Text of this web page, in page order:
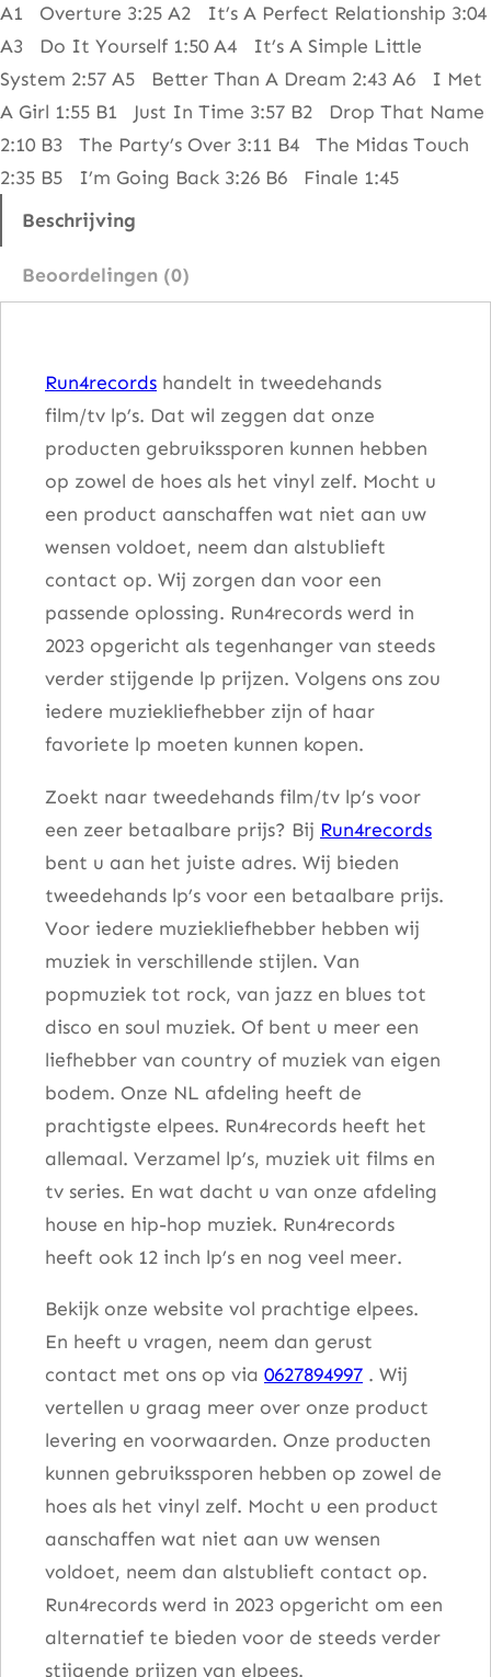
T
e
l
é
f
o
o
A1 Overture 3:25 A2 It’s A Perfect Relationship 3:04
A3 Do It Yourself 1:50 A4 It’s A Simple Little
System 2:57 A5 Better Than A Dream 2:43 A6 I Met
A Girl 1:55 B1 Just In Time 3:57 B2 Drop That Name
2:10 B3 The Party’s Over 3:11 B4 The Midas Touch
2:35 B5 I’m Going Back 3:26 B6 Finale 1:45
Beschrijving
Beoordelingen (0)
Run4records handelt in tweedehands
film/tv lp’s. Dat wil zeggen dat onze
producten gebruikssporen kunnen hebben
op zowel de hoes als het vinyl zelf. Mocht u
een product aanschaffen wat niet aan uw
wensen voldoet, neem dan alstublieft
contact op. Wij zorgen dan voor een
passende oplossing. Run4records werd in
2023 opgericht als tegenhanger van steeds
verder stijgende lp prijzen. Volgens ons zou
iedere muziekliefhebber zijn of haar
favoriete lp moeten kunnen kopen.
Zoekt naar tweedehands film/tv lp’s voor
een zeer betaalbare prijs? Bij Run4records
bent u aan het juiste adres. Wij bieden
tweedehands lp’s voor een betaalbare prijs.
Voor iedere muziekliefhebber hebben wij
muziek in verschillende stijlen. Van
popmuziek tot rock, van jazz en blues tot
disco en soul muziek. Of bent u meer een
liefhebber van country of muziek van eigen
bodem. Onze NL afdeling heeft de
prachtigste elpees. Run4records heeft het
allemaal. Verzamel lp’s, muziek uit films en
tv series. En wat dacht u van onze afdeling
house en hip-hop muziek. Run4records
heeft ook 12 inch lp’s en nog veel meer.
Bekijk onze website vol prachtige elpees.
En heeft u vragen, neem dan gerust
contact met ons op via 0627894997 . Wij
vertellen u graag meer over onze product
levering en voorwaarden. Onze producten
kunnen gebruikssporen hebben op zowel de
hoes als het vinyl zelf. Mocht u een product
aanschaffen wat niet aan uw wensen
voldoet, neem dan alstublieft contact op.
Run4records werd in 2023 opgericht om een
alternatief te bieden voor de steeds verder
stijgende prijzen van elpees.